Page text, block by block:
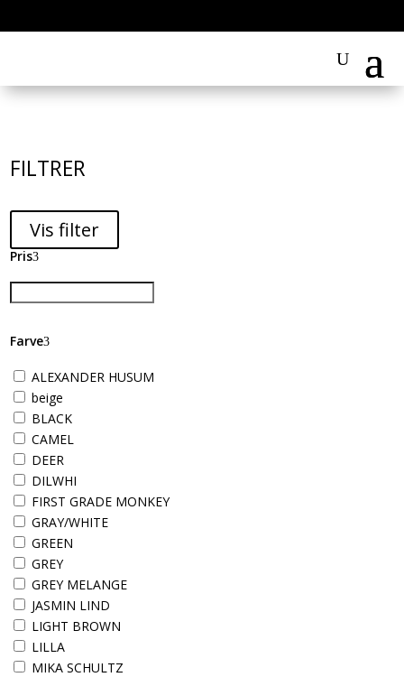
FILTRER
Vis filter
Pris
Farve
ALEXANDER HUSUM
beige
BLACK
CAMEL
DEER
DILWHI
FIRST GRADE MONKEY
GRAY/WHITE
GREEN
GREY
GREY MELANGE
JASMIN LIND
LIGHT BROWN
LILLA
MIKA SCHULTZ